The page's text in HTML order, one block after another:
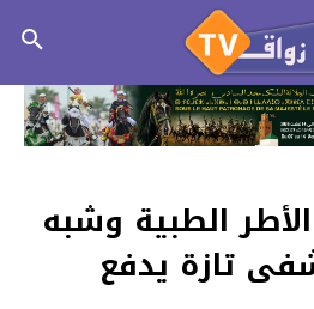
الطبية وشبه
تازة يدفع